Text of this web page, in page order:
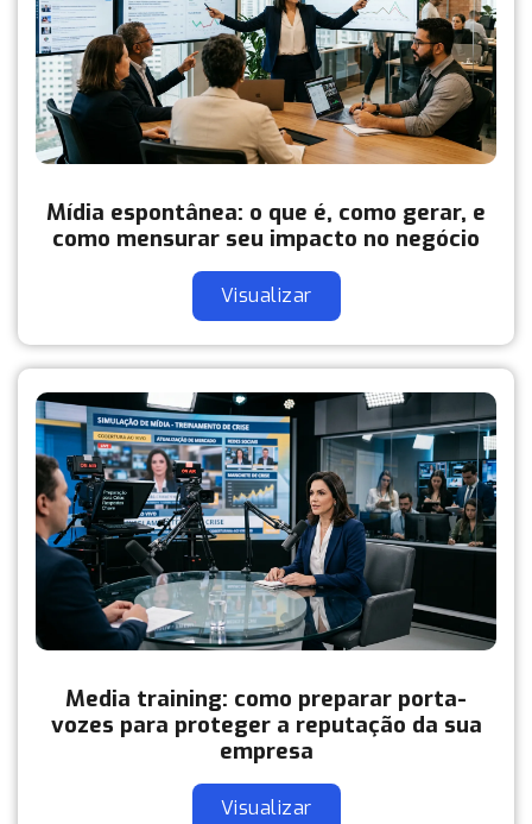
Mídia espontânea: o que é, como gerar, e
como mensurar seu impacto no negócio
Visualizar
Media training: como preparar porta-
vozes para proteger a reputação da sua
empresa
Visualizar